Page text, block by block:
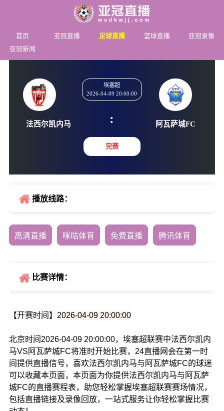
首页 亚冠直播 足球直播 篮球直播
亚冠录像
亚冠新闻
法西尔凯内马 :
播放线路：
高清直播 咪咕体育 免费直播 腾讯体育
比赛详情：
【开赛时间】 2026-04-09 20:00:00
北京时间2026-04-09 20:00:00，埃塞超联赛中法西尔凯内
马VS阿瓦萨城FC将准时开始比赛，24直播网会在第一时
间提供直播信号，喜欢法西尔凯内马与阿瓦萨城FC的球迷
可以收藏本页面，本页面为你提供法西尔凯内马与阿瓦萨
城FC的直播赛程表，助您轻松掌握埃塞超联赛赛场情况，
包括直播链接及录像回放，一站式服务让你轻松掌握比赛